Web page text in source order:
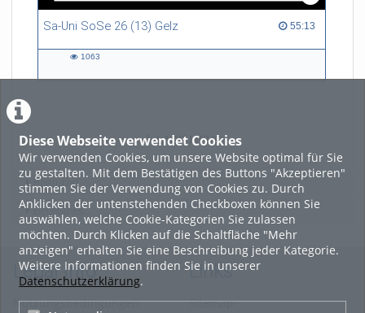
Diese Webseite verwendet Cookies
Wir verwenden Cookies, um unsere Website optimal für Sie
zu gestalten. Mit dem Bestätigen des Buttons "Akzeptieren"
stimmen Sie der Verwendung von Cookies zu. Durch
Anklicken der untenstehenden Checkboxen können Sie
auswählen, welche Cookie-Kategorien Sie zulassen
möchten. Durch Klicken auf die Schaltfläche "Mehr
anzeigen" erhalten Sie eine Beschreibung jeder Kategorie.
Weitere Informationen finden Sie in unserer
Datenschutzerklärung.
Sa-Uni SoSe 26 (13) Gelz 55:13
55:13 duration
1063
LADE MEHR
Featured
Beliebtheit
Legal Info
Nutzungsbedingungen
Links
Sitemap